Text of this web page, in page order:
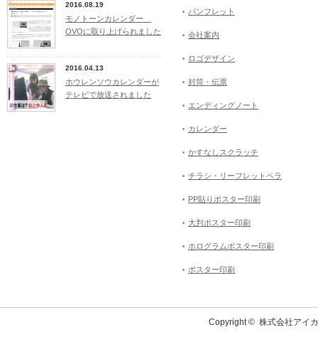
2016.08.19
モノトーンカレンダー
OVOに取り上げられました
2016.04.13
ホウレンソウカレンダーが
テレビで放送されました
パンフレット
会社案内
ロゴデザイン
封筒・伝票
エンディングノート
カレンダー
かすなしスクラッチ
チラシ・リーフレットペラ
PP貼りポスター印刷
大判ポスター印刷
ホログラムポスター印刷
ポスター印刷
Copyright © 株式会社アイ